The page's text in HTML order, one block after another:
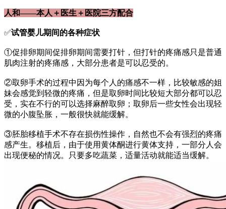
人和——本人＋医生＋医院三方配合
✅试管婴儿期间的各种症状
①促排卵期间促排卵期间需要打针，但打针的疼痛感只是普通
肌肉注射的疼痛感，大部分患者是可以忍受的。
②取卵手术的过程中因为每个人的痛感不一样，比较敏感的姐
妹会感觉到轻微的疼痛，但是取卵时间比较短大部分都可以忍
受，实在不行的可以选择麻醉取卵；取卵后一些女性会出现轻
微的小腹坠胀，一般很快就能缓解。
③胚胎移植手术不存在损伤性操作，自然也不会有强烈的疼痛
感产生。移植后，由于使用黄体酮进行黄体支持，一部分人会
出现便秘的情况。只要多吃蔬菜，适量活动就能适当缓解。